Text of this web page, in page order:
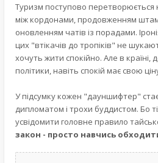
Туризм поступово перетворюється
між кордонами, продовженням
оновленням чатів із порадами.
цих "втікачів до тропіків" не
хочуть жити спокійно. Але в країні,
політики, навіть спокій має свою
У підсумку кожен "дауншифтер"
дипломатoм і трохи буддистом. Бо
усвідомити головне правило
закон - просто навчись